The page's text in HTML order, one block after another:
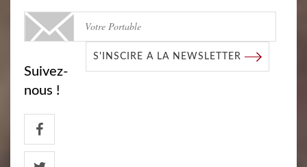
S'INSCIRE A LA NEWSLETTER
Suivez-
nous !